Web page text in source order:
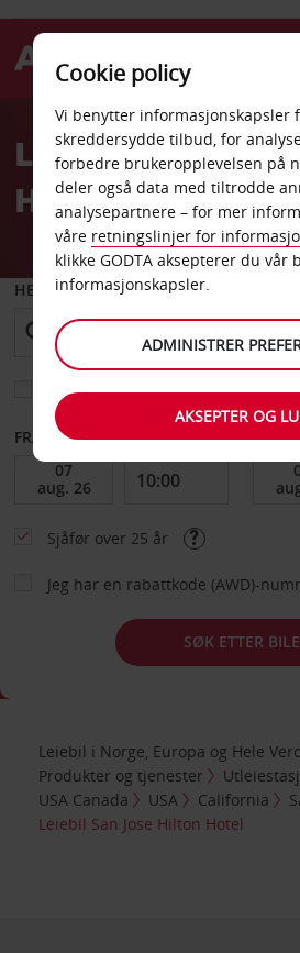
Welcome
AvisLeiebil San Jose
Hotel
HENT FRA
Velg et annet leveringssted
FRA DATO TIL
Sjåfør over 25 år
Jeg har en rabattkode (AWD)-
SØK ETTER
Leiebil i Norge, Europa og Hele
Produkter og tjenester
USA Canada
USA California
Leiebil San Jose Hilton Hotel
Cookie policy
Vi benytter informasjonskapsler
skreddersydde tilbud, for
forbedre brukeropplevelsen på
deler også data med tiltrodde
analysepartnere – for mer
våre retningslinjer for
klikke GODTA aksepterer du vår
informasjonskapsler.
ADMINISTRER
AKSEPTER OG